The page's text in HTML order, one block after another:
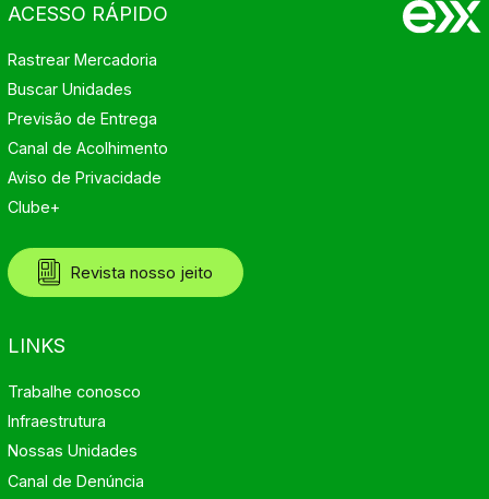
ACESSO RÁPIDO
Rastrear Mercadoria
Buscar Unidades
Previsão de Entrega
Canal de Acolhimento
Aviso de Privacidade
Clube+
Revista nosso jeito
LINKS
Trabalhe conosco
Infraestrutura
Nossas Unidades
Canal de Denúncia